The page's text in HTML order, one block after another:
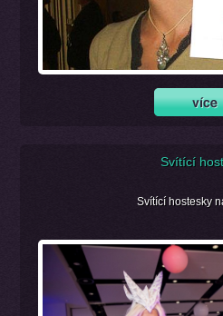
Svítící
Svítící hostesky